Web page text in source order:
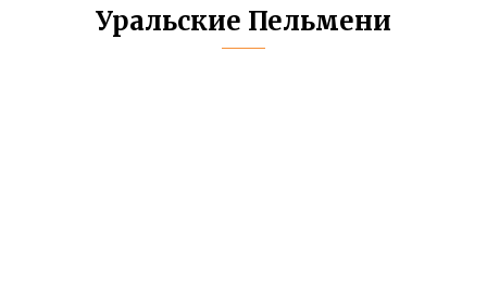
Уральские Пельмени